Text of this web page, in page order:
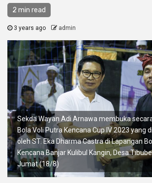
2 min read
3 years ago admin
Sekda Wayan Adi Arnawa membuka
Bola Voli Putra Kencana Cup IV 2023 yang
oleh ST. Eka Dharma Castra di Lapangan
Kencana Banjar Kulibul Kangin, Desa
Jumat (18/8)